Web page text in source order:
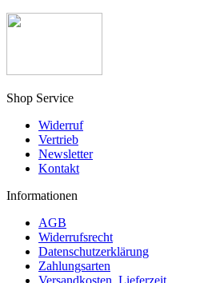
Shop Service
Widerruf
Vertrieb
Newsletter
Kontakt
Informationen
AGB
Widerrufsrecht
Datenschutzerklärung
Zahlungsarten
Versandkosten, Lieferzeit